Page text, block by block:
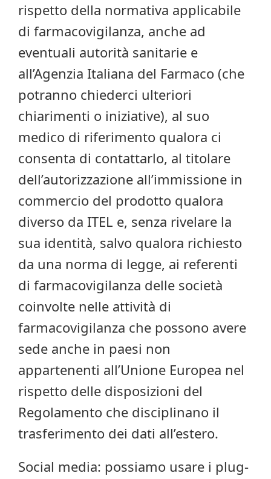
rispetto della normativa applicabile
di farmacovigilanza, anche ad
eventuali autorità sanitarie e
all’Agenzia Italiana del Farmaco (che
potranno chiederci ulteriori
chiarimenti o iniziative), al suo
medico di riferimento qualora ci
consenta di contattarlo, al titolare
dell’autorizzazione all’immissione in
commercio del prodotto qualora
diverso da ITEL e, senza rivelare la
sua identità, salvo qualora richiesto
da una norma di legge, ai referenti
di farmacovigilanza delle società
coinvolte nelle attività di
farmacovigilanza che possono avere
sede anche in paesi non
appartenenti all’Unione Europea nel
rispetto delle disposizioni del
Regolamento che disciplinano il
trasferimento dei dati all’estero.
Social media: possiamo usare i plug-